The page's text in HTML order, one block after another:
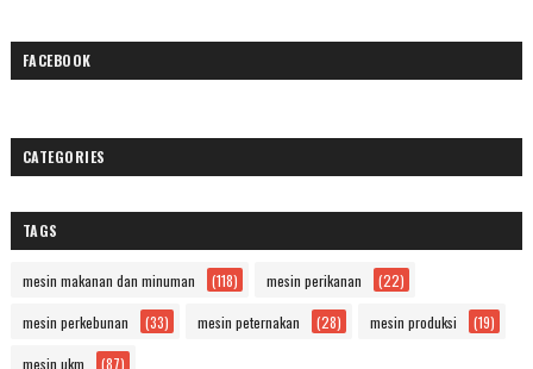
FACEBOOK
CATEGORIES
TAGS
mesin makanan dan minuman (118) mesin perikanan (22)
mesin perkebunan (33) mesin peternakan (28) mesin produksi (19)
mesin ukm (87)